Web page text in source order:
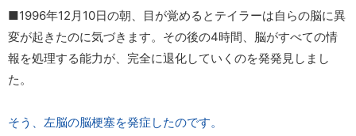
■1996年12月10日の朝、目が覚めるとテイラーは自らの脳に異
変が起きたのに気づきます。その後の4時間、脳がすべての情
報を処理する能力が、完全に退化していくのを発発見しまし
た。
そう、左脳の脳梗塞を発症したのです。